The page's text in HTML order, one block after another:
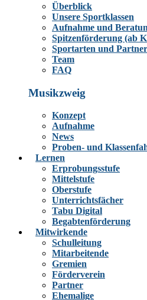
Überblick
Unsere Sportklassen
Aufnahme und
Spitzenförderung (ab
Sportarten und Partner
Team
FAQ
Musikzweig
Konzept
Aufnahme
News
Proben- und
Lernen
Erprobungsstufe
Mittelstufe
Oberstufe
Unterrichtsfächer
Tabu Digital
Begabtenförderung
Mitwirkende
Schulleitung
Mitarbeitende
Gremien
Förderverein
Partner
Ehemalige